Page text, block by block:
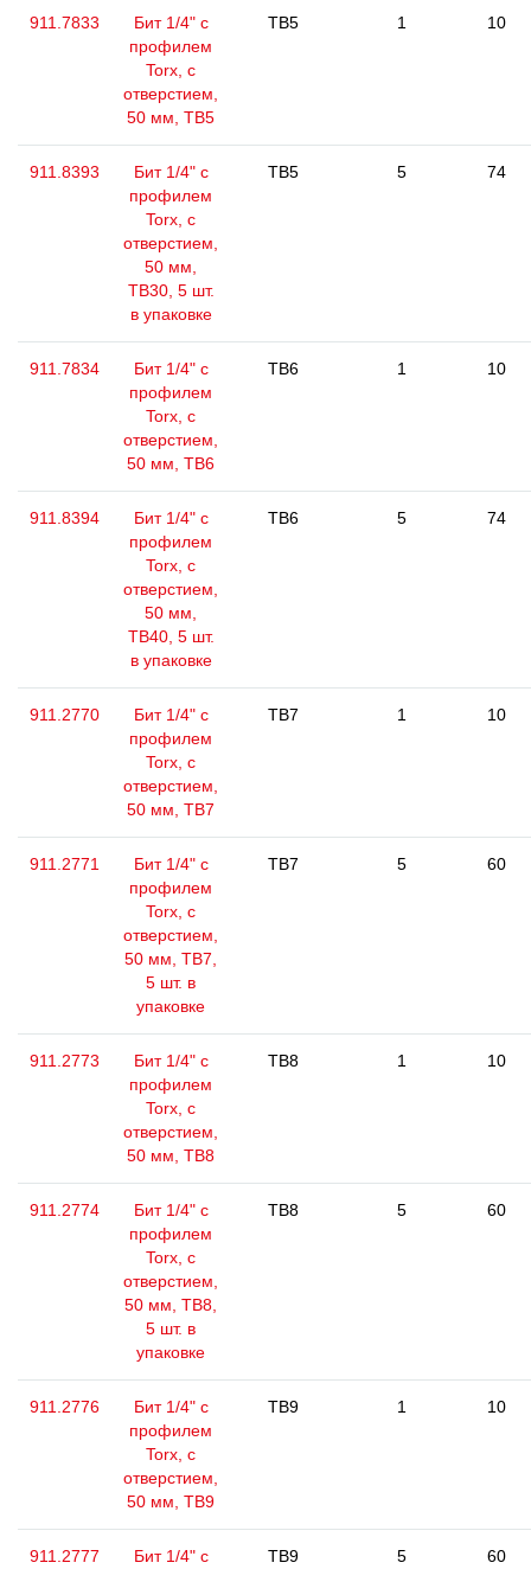
911.7833
Бит 1/4" с
профилем
Torx, с
отверстием,
50 мм, ТВ5
TB5 1 10
911.8393
Бит 1/4" с
профилем
Torx, с
отверстием,
50 мм,
ТВ30, 5 шт.
в упаковке
TB5 5 74
911.7834
Бит 1/4" с
профилем
Torx, с
отверстием,
50 мм, ТВ6
TB6 1 10
911.8394
Бит 1/4" с
профилем
Torx, с
отверстием,
50 мм,
ТВ40, 5 шт.
в упаковке
TB6 5 74
911.2770
Бит 1/4" с
профилем
Torx, с
отверстием,
50 мм, ТВ7
TB7 1 10
911.2771
Бит 1/4" с
профилем
Torx, с
отверстием,
50 мм, ТВ7,
5 шт. в
упаковке
TB7 5 60
911.2773
Бит 1/4" с
профилем
Torx, с
отверстием,
50 мм, ТВ8
TB8 1 10
911.2774
Бит 1/4" с
профилем
Torx, с
отверстием,
50 мм, ТВ8,
5 шт. в
упаковке
TB8 5 60
911.2776
Бит 1/4" с
профилем
Torx, с
отверстием,
50 мм, ТВ9
TB9 1 10
911.2777
Бит 1/4" с
TB9 5 60